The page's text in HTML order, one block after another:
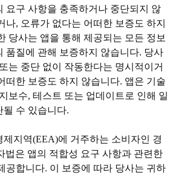
요구 사항을 충족하거나 중단되지 않
나, 오류가 없다는 어떠한 보증도 하지
당사는 앱을 통해 제공되는 모든 정보
품질에 관해 보증하지 않습니다. 당사
는 중단 없이 작동한다는 명시적이거
떠한 보증도 하지 않습니다. 앱은 기술
보수, 테스트 또는 업데이트로 인해 일
될 수 있습니다.
제지역(EEA)에 거주하는 소비자인 경
법은 앱의 적합성 요구 사항과 관련한
공합니다. 이 보증에 따라 당사는 귀하